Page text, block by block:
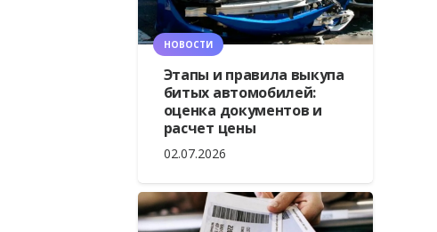
НОВОСТИ
Этапы и правила выкупа
битых автомобилей:
оценка документов и
расчет цены
02.07.2026